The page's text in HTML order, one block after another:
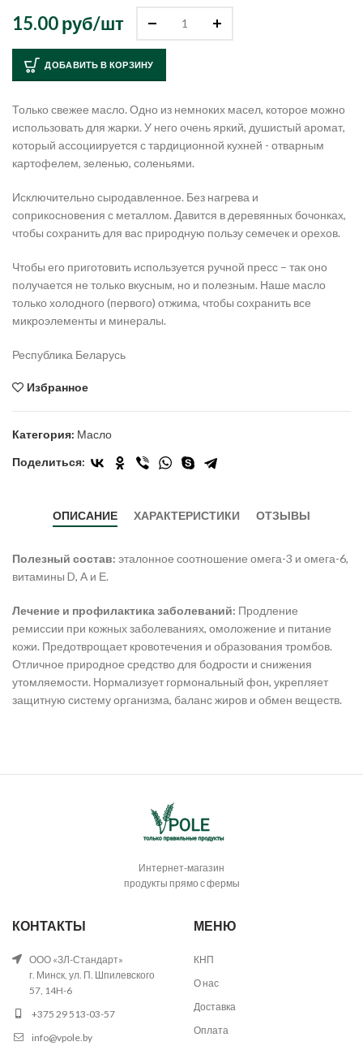
15.00 руб/шт
ДОБАВИТЬ В КОРЗИНУ
Только свежее масло. Одно из немноких масел, которое можно
использовать для жарки. У него очень яркий, душистый аромат,
который ассоциируется с тардиционной кухней - отварным
картофелем, зеленью, соленьями.
Исключительно сыродавленное. Без нагрева и
соприкосновения с металлом. Давится в деревянных бочонках,
чтобы сохранить для вас природную пользу семечек и орехов.
Чтобы его приготовить используется ручной пресс – так оно
получается не только вкусным, но и полезным. Наше масло
только холодного (первого) отжима, чтобы сохранить все
микроэлементы и минералы.
Республика Беларусь
Избранное
Категория: Масло
Поделиться:
ОПИСАНИЕ ХАРАКТЕРИСТИКИ ОТЗЫВЫ
Полезный состав: эталонное соотношение омега-3 и омега-6,
витамины D, А и Е.
Лечение и профилактика заболеваний: Продление
ремиссии при кожных заболеваниях, омоложение и питание
кожи. Предотврощает кровотечения и образования тромбов.
Отличное природное средство для бодрости и снижения
утомляемости. Нормализует гормональный фон, укрепляет
защитную систему организма, баланс жиров и обмен веществ.
Интернет-магазин
продукты прямо с фермы
КОНТАКТЫ
ООО «ЗЛ-Стандарт»
г. Минск, ул. П. Шпилевского
57, 14H-6
+375 29 513-03-57
info@vpole.by
МЕНЮ
КНП
О нас
Доставка
Оплата